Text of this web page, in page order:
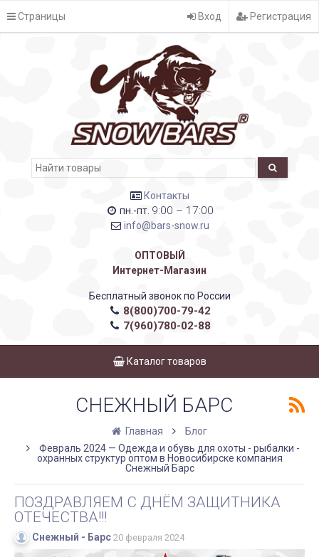
Страницы Вход Регистрация
Контакты
пн.-пт. 9:00 – 17:00
info@bars-snow.ru
ОПТОВЫЙ
Интернет-Магазин
Бесплатный звонок по России
8(800)700-79-42
7(960)780-02-88
Каталог товаров
СНЕЖНЫЙ БАРС
Главная
Блог
Февраль 2024 — Одежда и обувь для охоты - рыбалки -
охранных структур оптом в Новосибирске компания
Снежный Барс
ПОЗДРАВЛЯЕМ С ДНЁМ ЗАЩИТНИКА
ОТЕЧЕСТВА!!!
Снежный - Барс 20 февраля 2024